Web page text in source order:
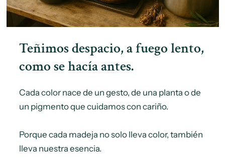
Teñimos despacio, a fuego lento,
como se hacía antes.
Cada color nace de un gesto, de una planta o de
un pigmento que cuidamos con cariño.
Porque cada madeja no solo lleva color, también
lleva nuestra esencia.